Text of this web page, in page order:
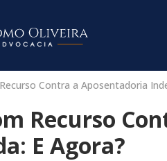
Contra a Aposentadoria
Recurso
E Agora?